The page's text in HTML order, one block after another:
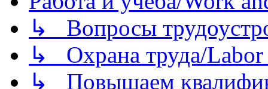
↳ Вопросы
↳ Охрана труда/Labor
↳ Повышаем